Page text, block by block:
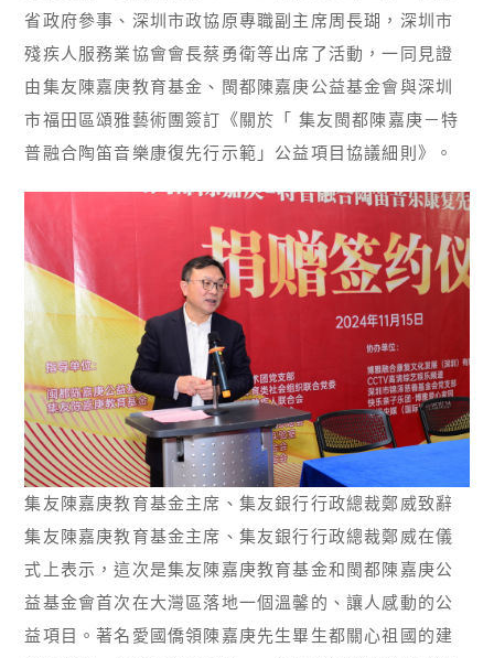
省政府參事、深圳市政協原專職副主席周長瑚，深圳市
殘疾人服務業協會會長蔡勇衛等出席了活動，一同見證
由集友陳嘉庚教育基金、閩都陳嘉庚公益基金會與深圳
市福田區頌雅藝術團簽訂《關於「 集友閩都陳嘉庚－特
普融合陶笛音樂康復先行示範」公益項目協議細則》。
集友陳嘉庚教育基金主席、集友銀行行政總裁鄭威致辭
集友陳嘉庚教育基金主席、集友銀行行政總裁鄭威在儀
式上表示，這次是集友陳嘉庚教育基金和閩都陳嘉庚公
益基金會首次在大灣區落地一個溫馨的、讓人感動的公
益項目。著名愛國僑領陳嘉庚先生畢生都關心祖國的建